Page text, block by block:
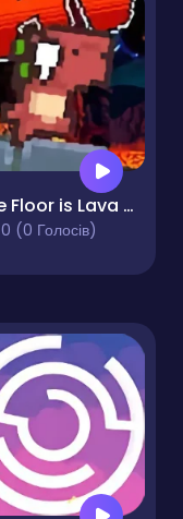
The Floor is Lava Run
0 (0 Голосів)